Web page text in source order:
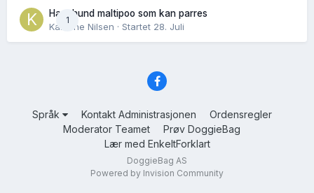
1
Hannhund maltipoo som kan parres
Karoline Nilsen · Startet 28. Juli
Språk Kontakt Administrasjonen
Ordensregler
Moderator Teamet
Prøv DoggieBag
Lær med EnkeltForklart
DoggieBag AS
Powered by Invision Community